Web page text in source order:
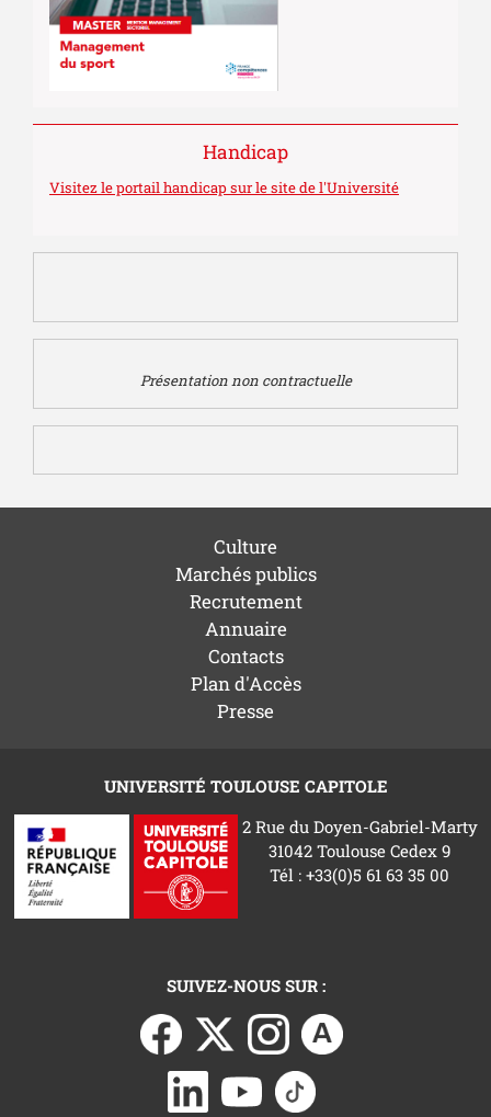
Handicap
Visitez le portail handicap sur le site de l'Université
Présentation non contractuelle
Culture
Marchés publics
Recrutement
Annuaire
Contacts
Plan d'Accès
Presse
UNIVERSITÉ TOULOUSE CAPITOLE
2 Rue du Doyen-Gabriel-Marty
31042 Toulouse Cedex 9
Tél : +33(0)5 61 63 35 00
SUIVEZ-NOUS SUR :